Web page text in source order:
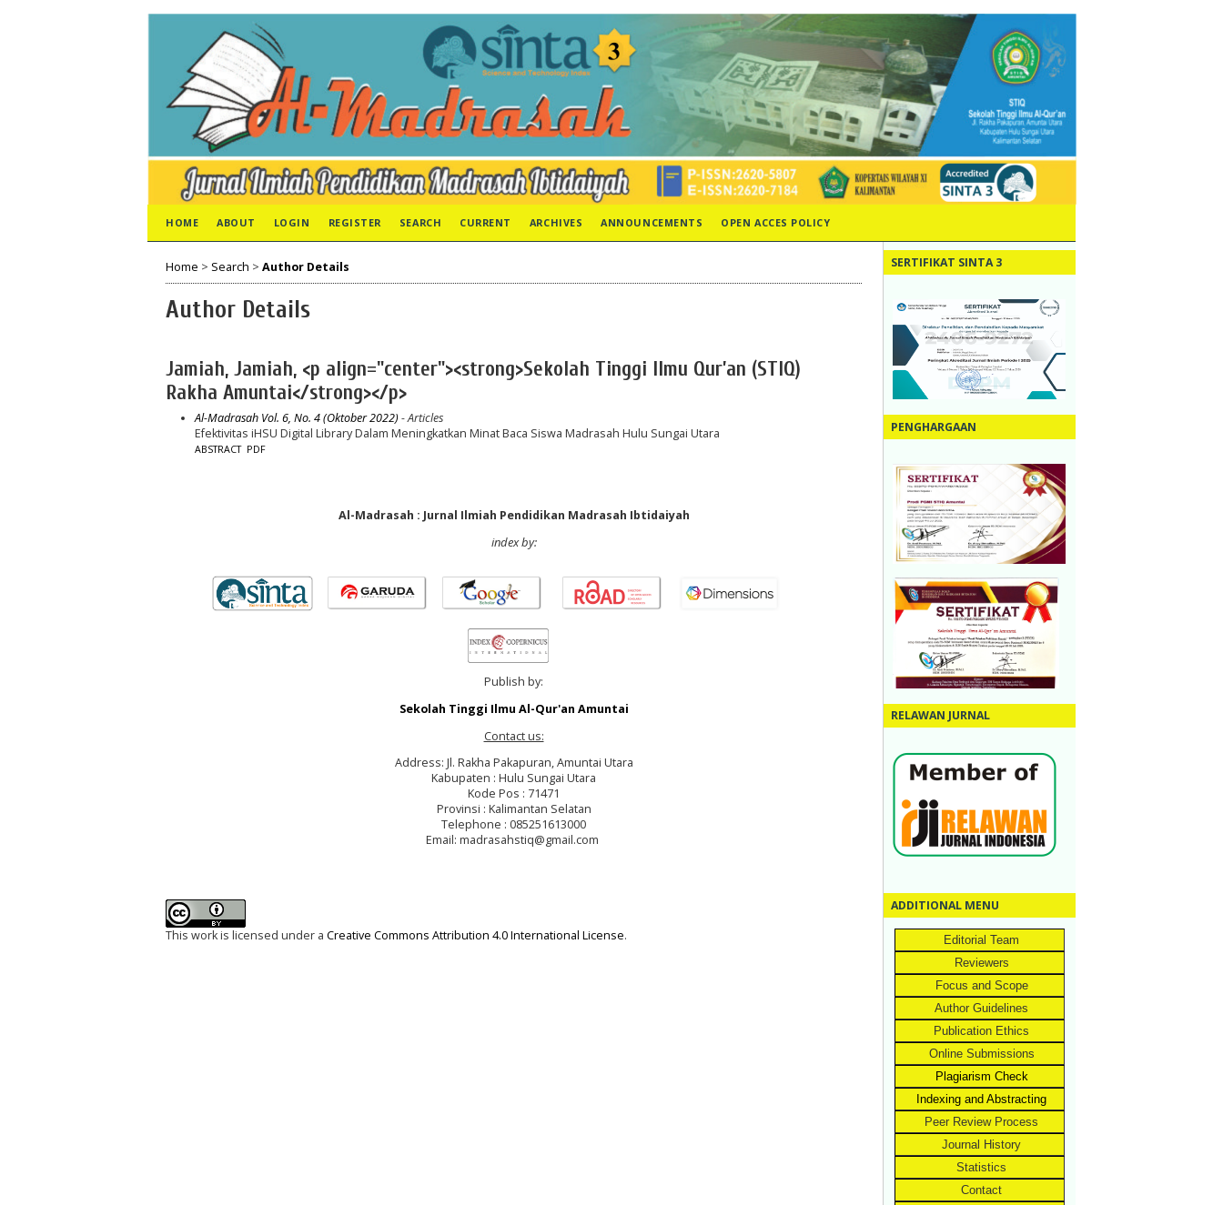
SERTIFIKAT SINTA 3
PENGHARGAAN
RELAWAN JURNAL
ADDITIONAL MENU
Editorial Team
Reviewers
Focus and Scope
Author Guidelines
Publication Ethics
Online Submissions
Plagiarism Check
Indexing and Abstracting
Peer Review Process
Journal History
Statistics
Contact
HOME ABOUT LOGIN REGISTER SEARCH CURRENT ARCHIVES ANNOUNCEMENTS OPEN ACCES POLICY
Home > Search > Author Details
Author Details
Jamiah, Jamiah, <p align="center"><strong>Sekolah Tinggi Ilmu Qur’an (STIQ)
Rakha Amuntai</strong></p>
Al-Madrasah Vol. 6, No. 4 (Oktober 2022) - Articles
Efektivitas iHSU Digital Library Dalam Meningkatkan Minat Baca Siswa Madrasah Hulu Sungai Utara
ABSTRACT PDF
Al-Madrasah : Jurnal Ilmiah Pendidikan Madrasah Ibtidaiyah
index by:
Publish by:
Sekolah Tinggi Ilmu Al-Qur'an Amuntai
Contact us:
Address: Jl. Rakha Pakapuran, Amuntai Utara
Kabupaten : Hulu Sungai Utara
Kode Pos : 71471
Provinsi : Kalimantan Selatan
Telephone : 085251613000
Email: madrasahstiq@gmail.com
This work is licensed under a Creative Commons Attribution 4.0 International License.